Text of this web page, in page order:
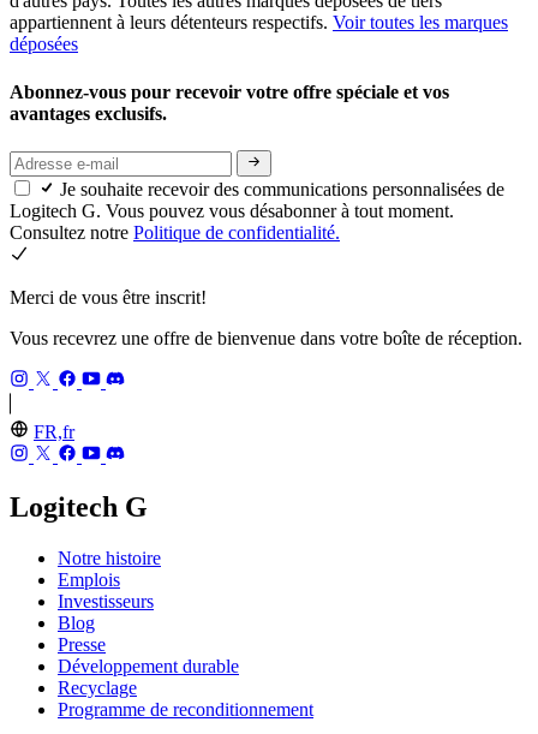
appartiennent à leurs détenteurs respectifs. Voir toutes les marques
déposées
Abonnez-vous pour recevoir votre offre spéciale et vos
avantages exclusifs.
Je souhaite recevoir des communications personnalisées de
Logitech G. Vous pouvez vous désabonner à tout moment.
Consultez notre Politique de confidentialité.
Merci de vous être inscrit!
Vous recevrez une offre de bienvenue dans votre boîte de réception.
FR,fr
Logitech G
Notre histoire
Emplois
Investisseurs
Blog
Presse
Développement durable
Recyclage
Programme de reconditionnement